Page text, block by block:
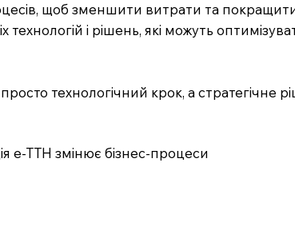
щоб зменшити витрати та
технологій і рішень, які можуть
технологічний крок, а стратегічне
е-ТТН змінює бізнес-процеси